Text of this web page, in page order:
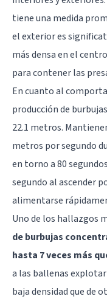
tiene una medida
el exterior es
más densa en el
para contener las
En cuanto al
producción de
22.1 metros.
metros por segundo
en torno a 80
segundo al ascender
alimentarse
Uno de los hallazgos
de burbujas
hasta 7 veces más
a las ballenas
baja densidad que de